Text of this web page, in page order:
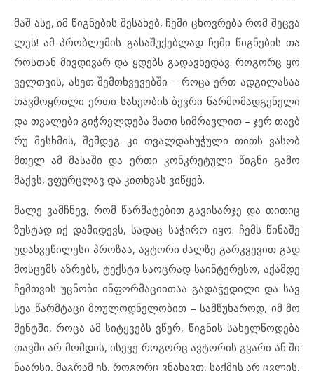
მაშ ასე, იმ წიგნების შესახებ, ჩემი ცხოვრება რომ შეცვა
ლეს! ამ პრობლემის გასაშუქებლად ჩემი წიგნების თა
როსთან მივდივარ და ყდებს გადავხედავ. როგორც ყო
ველთვის, ასეთ შემთხვევებში – როცა ერთ ადგილასაა
თავმოყრილი ერთი სახეობის ბევრი წარმომადგენელი
და თვალები გიჭრელდება მათი სიმრავლით – ჯერ თავბ
რუ მესხმის, შემდეგ კი თვალდახუჭული თითს ვასობ
მთელ ამ მასაში და ერთი კონკრეტული წიგნი გამო
მაქვს, ვფურცლავ და კითხვას ვიწყებ.
მალე ვამჩნევ, რომ წარმატებით გავისარჯე და თითიც
ზუსტად იქ დამიდევს, სადაც საჭირო იყო. ჩემს წინაშე
უდახვეწილესი პროზაა, ავტორი ძალზე გარკვევით გად
მოსცემს აზრებს, ტექსტი საოცრად საინტერესო, აქამდე
ჩემთვის უცნობი ინფორმაციითაა გადაჭედილი და სავ
სეა წარმტაცი მოულოდნელობით – სამწუხაროდ, იმ მო
მენტში, როცა ამ სიტყვებს ვწერ, წიგნის სახელწოდება
თავში არ მომდის, ისევე როგორც ავტორის გვარი ან ში
ნაარსი, მაგრამ ეს, როგორც ვნახავთ, საქმეს არ ცვლის,